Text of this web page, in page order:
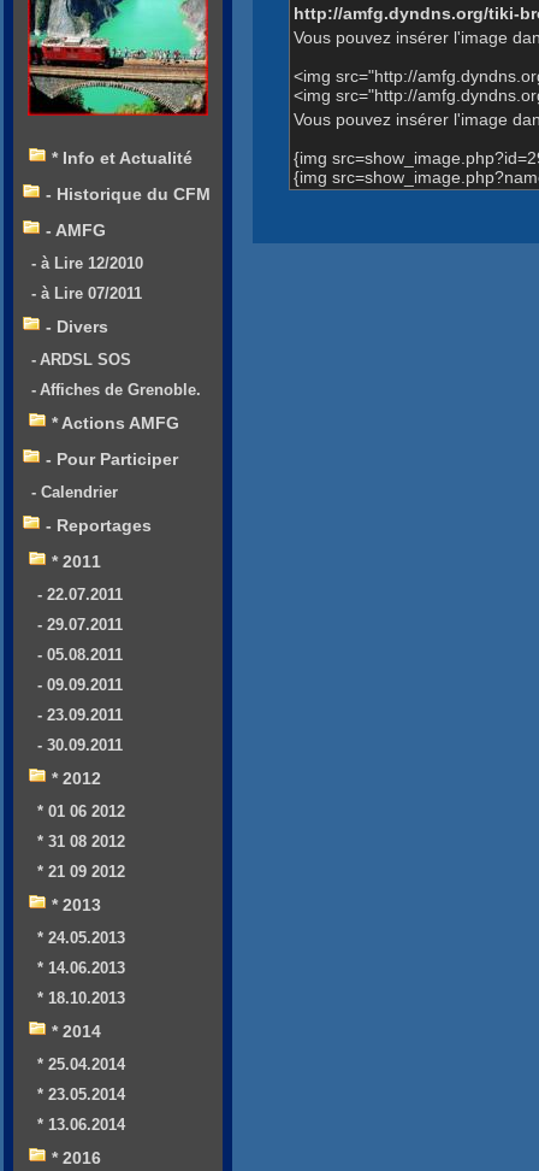
http://amfg.dyndns.org/tiki-
Vous pouvez insérer l'image
<img src="http://
<img src="http://
Vous pouvez insérer l'image
{img
{img
* Info et Actualité
- Historique du CFM
- AMFG
- à Lire 12/2010
- à Lire 07/2011
- Divers
- ARDSL SOS
- Affiches de Grenoble.
* Actions AMFG
- Pour Participer
- Calendrier
- Reportages
* 2011
- 22.07.2011
- 29.07.2011
- 05.08.2011
- 09.09.2011
- 23.09.2011
- 30.09.2011
* 2012
* 01 06 2012
* 31 08 2012
* 21 09 2012
* 2013
* 24.05.2013
* 14.06.2013
* 18.10.2013
* 2014
* 25.04.2014
* 23.05.2014
* 13.06.2014
* 2016